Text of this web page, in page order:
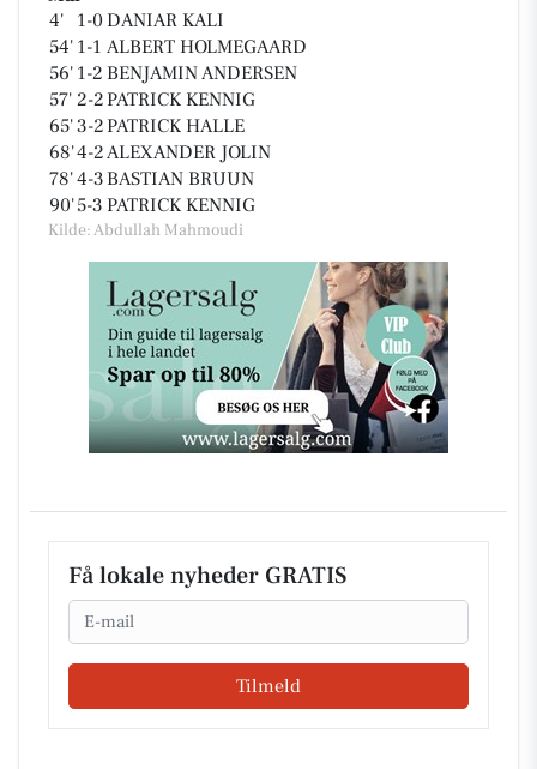
4' 1-0 DANIAR KALI
54' 1-1 ALBERT HOLMEGAARD
56' 1-2 BENJAMIN ANDERSEN
57' 2-2 PATRICK KENNIG
65'3-2 PATRICK HALLE
68'4-2ALEXANDER JOLIN
78'4-3 BASTIAN BRUUN
90'5-3 PATRICK KENNIG
Kilde: Abdullah Mahmoudi
Få lokale nyheder GRATIS
Email
Tilmeld